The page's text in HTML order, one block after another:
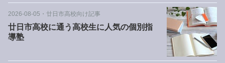
2026-08-05 ・ 廿日市高校向け記事
廿日市高校に通う高校生に人気の個別指
導塾